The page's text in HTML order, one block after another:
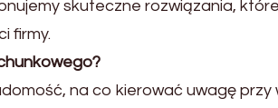
skuteczne rozwiązania,
firmy.
na co kierować uwagę przy